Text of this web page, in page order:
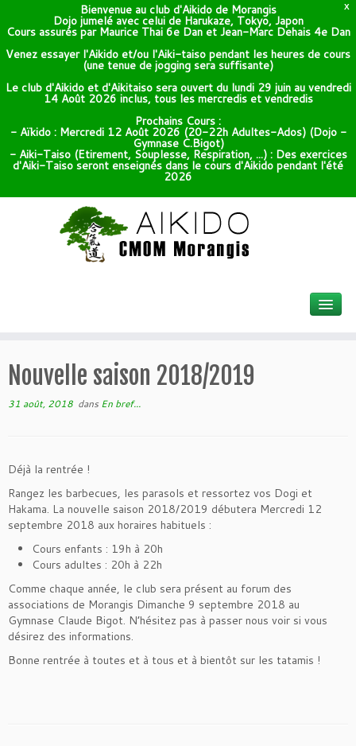
X
Bienvenue au club d'Aikido de Morangis
Dojo jumelé avec celui de Harukaze, Tokyo, Japon
Cours assurés par Maurice Thai 6e Dan et Jean-Marc Dehais 4e Dan
Venez essayer l'Aikido et/ou l'Aiki-taiso pendant les heures de cours
(une tenue de jogging sera suffisante)
Le club d'Aikido et d'Aikitaiso sera ouvert du lundi 29 juin au vendredi
14 Août 2026 inclus, tous les mercredis et vendredis
Prochains Cours :
- Aïkido : Mercredi 12 Août 2026 (20-22h Adultes-Ados) (Dojo -
Gymnase C.Bigot)
- Aiki-Taiso (Etirement, Souplesse, Respiration, ...) : Des exercices
d'Aiki-Taiso seront enseignés dans le cours d'Aikido pendant l'été
2026
Nouvelle saison 2018/2019
31 août, 2018 dans En bref...
Déjà la rentrée !
Rangez les barbecues, les parasols et ressortez vos Dogi et
Hakama. La nouvelle saison 2018/2019 débutera Mercredi 12
septembre 2018 aux horaires habituels :
Cours enfants : 19h à 20h
Cours adultes : 20h à 22h
Comme chaque année, le club sera présent au forum des
associations de Morangis Dimanche 9 septembre 2018 au
Gymnase Claude Bigot. N’hésitez pas à passer nous voir si vous
désirez des informations.
Bonne rentrée à toutes et à tous et à bientôt sur les tatamis !